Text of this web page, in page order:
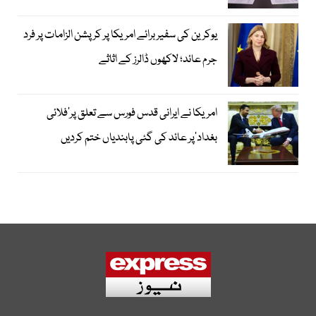
یوکرین کی سفیر برائے امریکا پر کرپشن الزامات پر فرد
جرم عائد؛ لاکھوں ڈالرز کے اثاثے
امریکا نے ایرانی قدس فورس سے تعلق پر’فلائی
بغداد‘پر عائد کی گئی پابندیاں ختم کردیں